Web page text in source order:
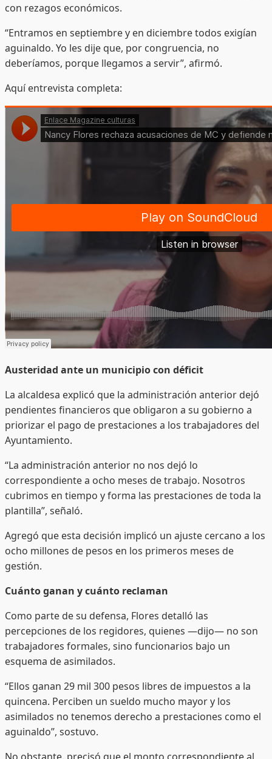
con rezagos económicos.
“Entramos en septiembre y en diciembre todos exigían
aguinaldo. Yo les dije que, por congruencia, no
deberíamos, porque llegamos a servir”, afirmó.
Aquí entrevista completa:
Austeridad ante un municipio con déficit
La alcaldesa explicó que la administración anterior dejó
pendientes financieros que obligaron a su gobierno a
priorizar el pago de prestaciones a los trabajadores del
Ayuntamiento.
“La administración anterior no nos dejó lo
correspondiente a ocho meses de trabajo. Nosotros
cubrimos en tiempo y forma las prestaciones de toda la
plantilla”, señaló.
Agregó que esta decisión implicó un ajuste cercano a los
ocho millones de pesos en los primeros meses de
gestión.
Cuánto ganan y cuánto reclaman
Como parte de su defensa, Flores detalló las
percepciones de los regidores, quienes —dijo— no son
trabajadores formales, sino funcionarios bajo un
esquema de asimilados.
“Ellos ganan 29 mil 300 pesos libres de impuestos a la
quincena. Perciben un sueldo mucho mayor y los
asimilados no tenemos derecho a prestaciones como el
aguinaldo”, sostuvo.